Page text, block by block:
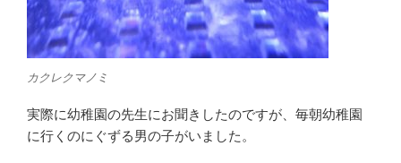
カクレクマノミ
実際に幼稚園の先生にお聞きしたのですが、毎朝幼稚園
に行くのにぐずる男の子がいました。